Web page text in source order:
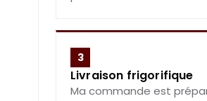
3
Livraison frigorifique
Ma commande est